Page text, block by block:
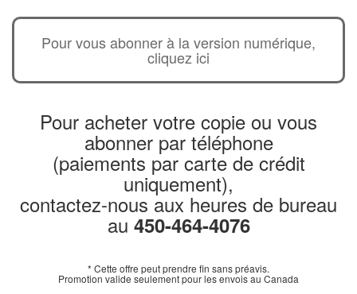
Pour vous abonner à la version numérique,
cliquez ici
Pour acheter votre copie ou vous
abonner par téléphone
(paiements par carte de crédit
uniquement),
contactez-nous aux heures de bureau
au 450-464-4076
* Cette offre peut prendre fin sans préavis.
Promotion valide seulement pour les envois au Canada